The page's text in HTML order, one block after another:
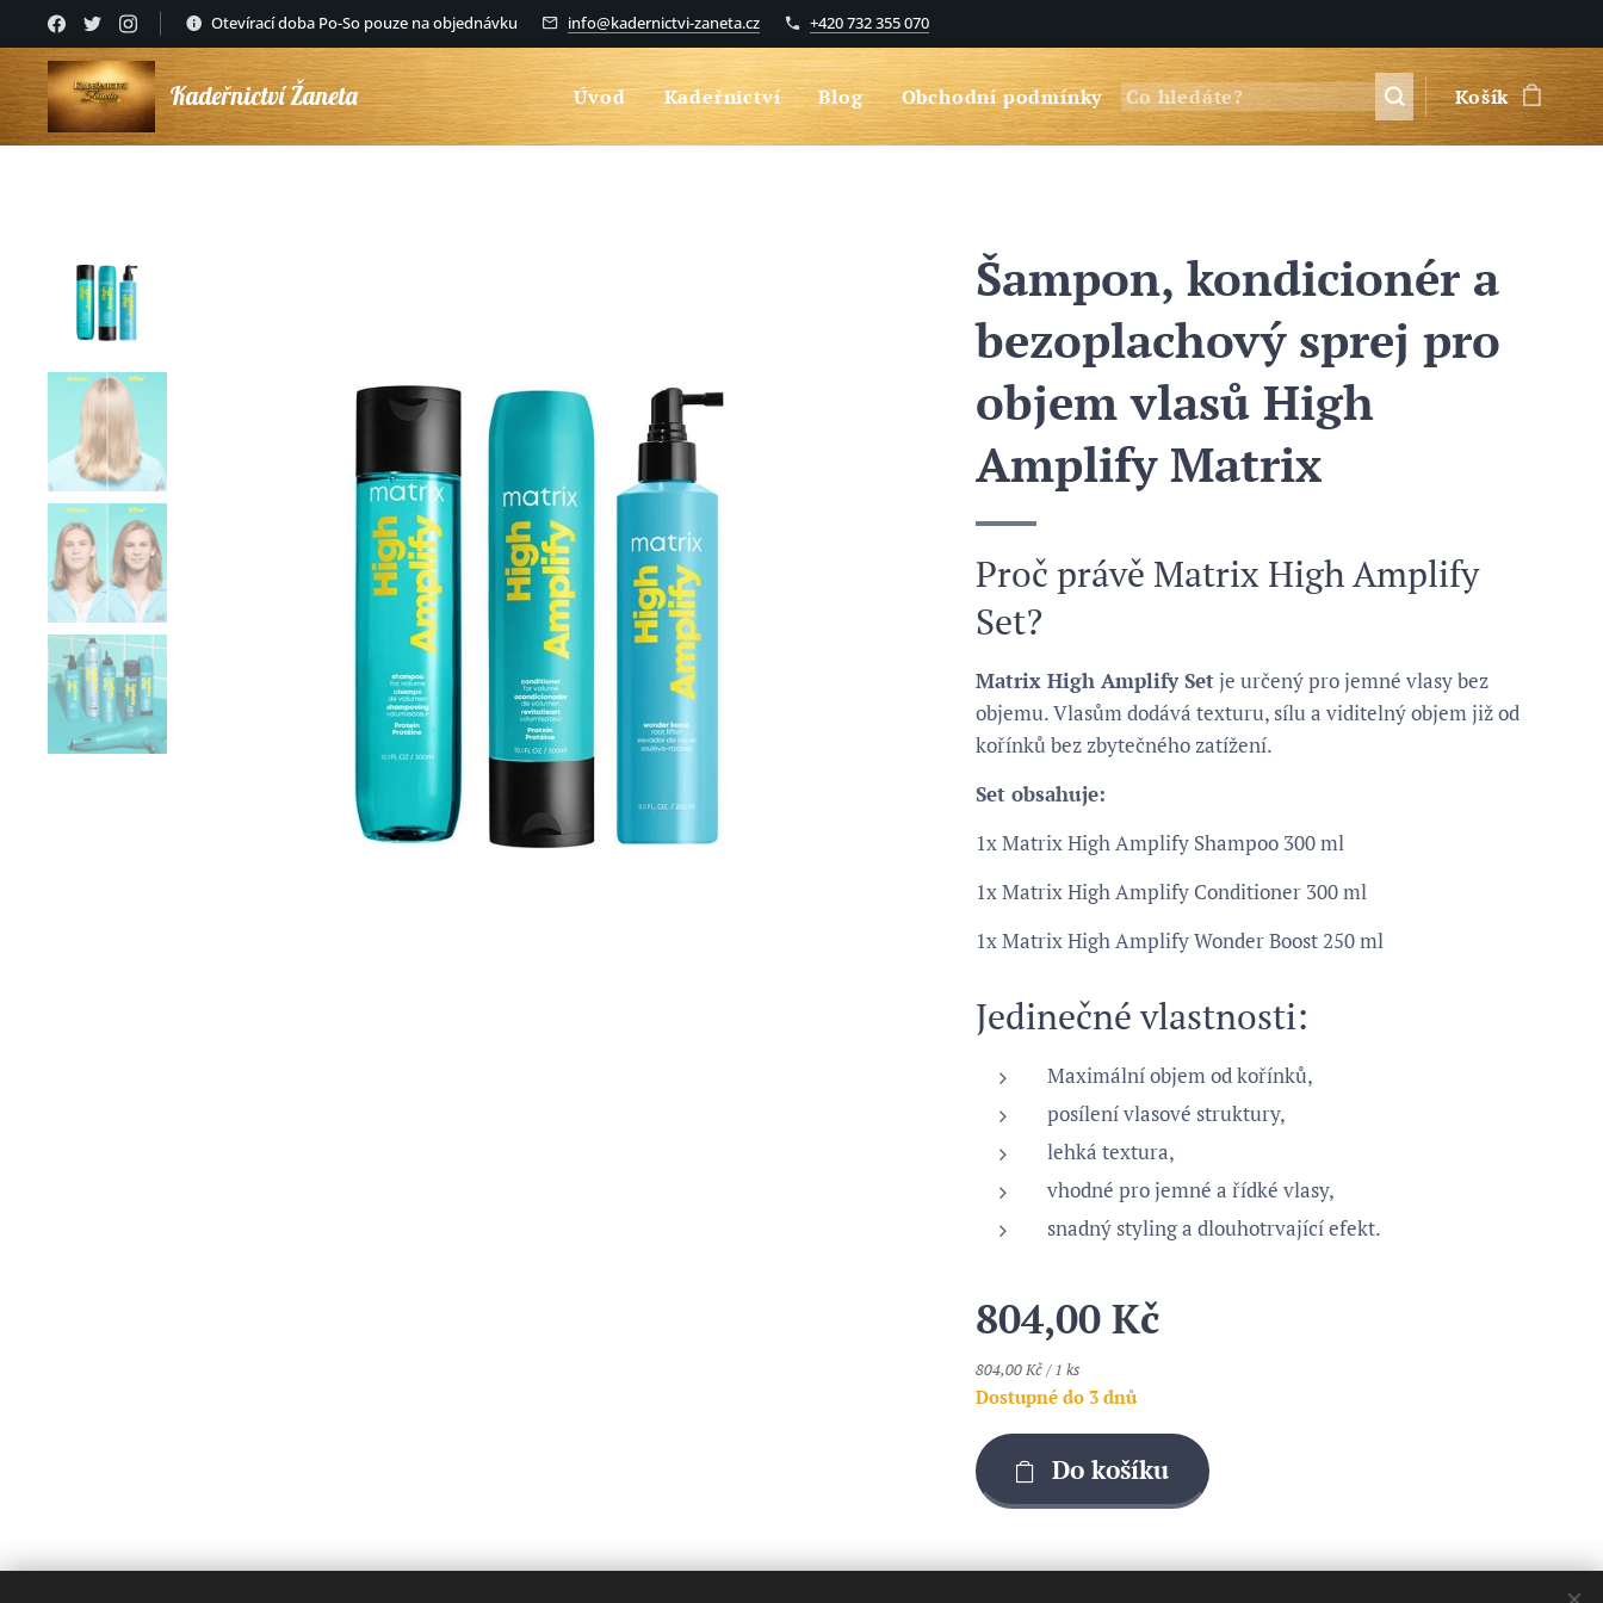
Otevírací doba Po-So pouze na objednávku info@kadernictvi-zaneta.cz +420 732 355 070
Kadeřnictví Žaneta Úvod Kadeřnictví Blog Obchodní podmínky Košík
Šampon, kondicionér a
bezoplachový sprej pro
objem vlasů High
Amplify Matrix
Proč právě Matrix High Amplify
Set?
Matrix High Amplify Setje určený pro jemné vlasy bez
objemu. Vlasům dodává texturu, sílu a viditelný objem již od
kořínků bez zbytečného zatížení.
Set obsahuje:
1x Matrix High Amplify Shampoo 300 ml
1x Matrix High Amplify Conditioner 300 ml
1x Matrix High Amplify Wonder Boost 250 ml
Jedinečné vlastnosti:
Maximální objem od kořínků,
posílení vlasové struktury,
lehká textura,
vhodné pro jemné a řídké vlasy,
snadný styling a dlouhotrvající efekt.
804,00 Kč
804,00 Kč / 1 ks
Dostupné do 3 dnů
Do košíku